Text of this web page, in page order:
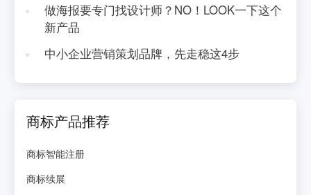
做海报要专门找设计师？NO！LOOK一下这个
新产品
中小企业营销策划品牌，先走稳这4步
商标产品推荐
商标智能注册
商标续展